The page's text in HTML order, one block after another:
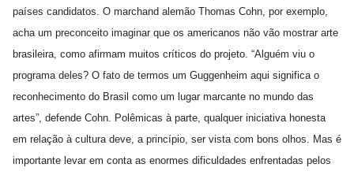
países candidatos. O marchand alemão Thomas Cohn, por exemplo,
acha um preconceito imaginar que os americanos não vão mostrar arte
brasileira, como afirmam muitos críticos do projeto. “Alguém viu o
programa deles? O fato de termos um Guggenheim aqui significa o
reconhecimento do Brasil como um lugar marcante no mundo das
artes”, defende Cohn. Polêmicas à parte, qualquer iniciativa honesta
em relação à cultura deve, a princípio, ser vista com bons olhos. Mas é
importante levar em conta as enormes dificuldades enfrentadas pelos